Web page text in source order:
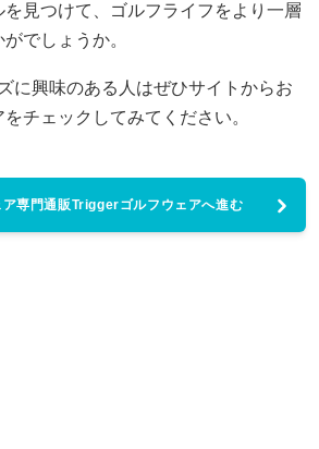
見つけて、ゴルフライフをより一層
でしょうか。
に興味のある人はぜひサイトからお
チェックしてみてください。
ア専門通販Triggerゴルフウェアへ進む